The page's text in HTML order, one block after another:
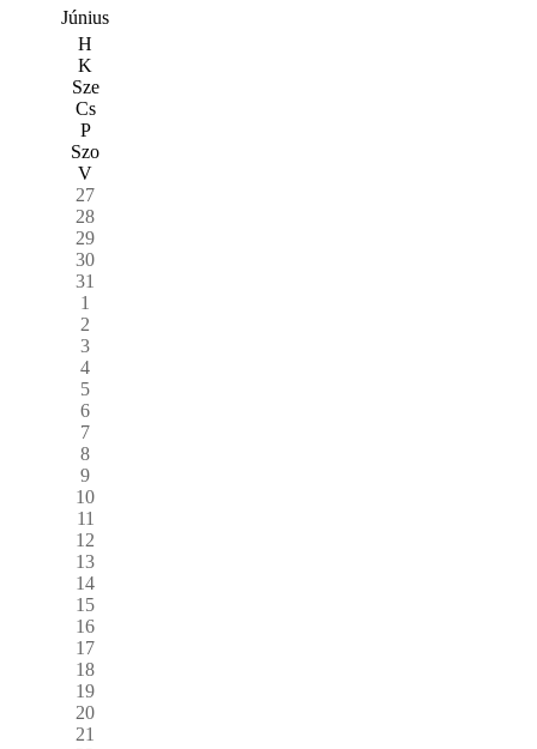
Június
H
K
Sze
Cs
P
Szo
V
27
28
29
30
31
1
2
3
4
5
6
7
8
9
10
11
12
13
14
15
16
17
18
19
20
21